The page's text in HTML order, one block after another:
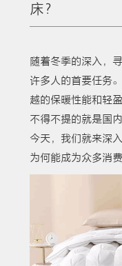
床？
随着冬季的深入，
许多人的首要任务
越的保暖性能和轻
不得不提的就是国
今天，我们就来深
为何能成为众多消费